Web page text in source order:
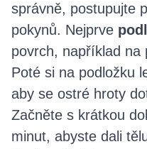
správně, postupujte
pokynů. Nejprve
povrch, například na
Poté si na podložku
aby se ostré hroty
Začněte s krátkou
minut, abyste dali